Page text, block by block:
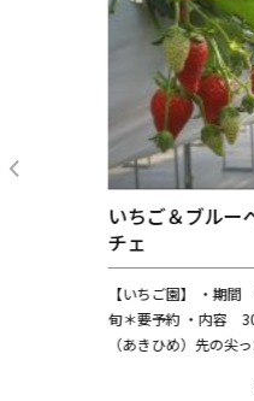
いちご＆ブル
チェ
【いちご園】 ・期
旬＊要予約 ・内容
（あきひめ）先の尖